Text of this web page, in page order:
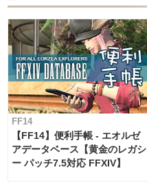
FF14
【FF14】便利手帳 - エオルゼ
アデータベース【黄金のレガシ
ー パッチ7.5対応 FFXIV】